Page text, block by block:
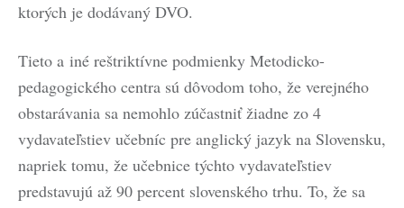
ktorých je dodávaný DVO.
Tieto a iné reštriktívne podmienky Metodicko-
pedagogického centra sú dôvodom toho, že verejného
obstarávania sa nemohlo zúčastniť žiadne zo 4
vydavateľstiev učebníc pre anglický jazyk na Slovensku,
napriek tomu, že učebnice týchto vydavateľstiev
predstavujú až 90 percent slovenského trhu. To, že sa